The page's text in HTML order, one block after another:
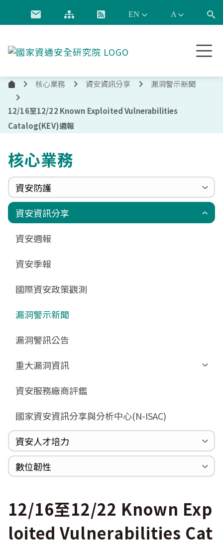
跳到主要內容
通
全
究
首
核心業務 資安資訊分享 漏洞警示新聞
12/16至12/22 Known Exploited Vulnerabilities
Catalog(KEV)週報
核心業務
資安防護
政府組態基準(GCB)
更新消息
GCB說明文件
GCB部署資源
GCB終止支援
資通安全弱點通報機制(VANS)
申請作業表單
數位影片教材
FAQ
端點偵測及應變機制(EDR)
相關文件與表單
零信任架構(ZTA)
相關文件與表單
驗證進度
國家資安聯防監控中心(N-SOC)
國家資安通報應變中心(N-CERT)
資安資訊分享
資安週報
資安季報
國際資安政策觀測
漏洞警示新聞
漏洞警訊公告
重大漏洞資訊
Zerologon
MSHTML
Log4shell
WannaCrypt
Heartbleed
資安服務廠商評鑑
國家資安資訊分享與分析中心(N-ISAC)
資安人才培力
巡迴研討會
CCOE資安實戰人才培育計畫成果簡介
資安人才培訓服務網
資安系列競賽網站
數位韌性
12/16至12/22 Known Exp
loited Vulnerabilities Cat